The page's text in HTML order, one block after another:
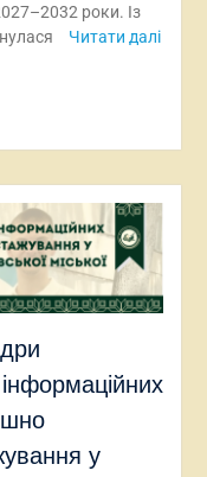
роки. Із
Читати далі
у